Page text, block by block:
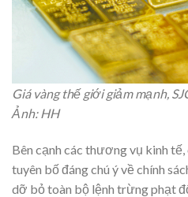
Giá vàng thế giới giảm mạnh,
Ảnh: HH
Bên cạnh các thương vụ kinh
tuyên bố đáng chú ý về chính
dỡ bỏ toàn bộ lệnh trừng phạt